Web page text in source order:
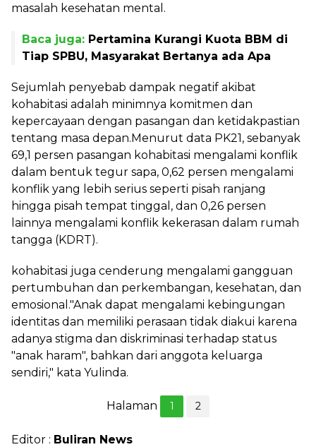
masalah kesehatan mental.
Baca juga: Pertamina Kurangi Kuota BBM di
Tiap SPBU, Masyarakat Bertanya ada Apa
Sejumlah penyebab dampak negatif akibat
kohabitasi adalah minimnya komitmen dan
kepercayaan dengan pasangan dan ketidakpastian
tentang masa depan.Menurut data PK21, sebanyak
69,1 persen pasangan kohabitasi mengalami konflik
dalam bentuk tegur sapa, 0,62 persen mengalami
konflik yang lebih serius seperti pisah ranjang
hingga pisah tempat tinggal, dan 0,26 persen
lainnya mengalami konflik kekerasan dalam rumah
tangga (KDRT).
kohabitasi juga cenderung mengalami gangguan
pertumbuhan dan perkembangan, kesehatan, dan
emosional."Anak dapat mengalami kebingungan
identitas dan memiliki perasaan tidak diakui karena
adanya stigma dan diskriminasi terhadap status
"anak haram", bahkan dari anggota keluarga
sendiri," kata Yulinda.
Halaman 1 2
Editor : Buliran News